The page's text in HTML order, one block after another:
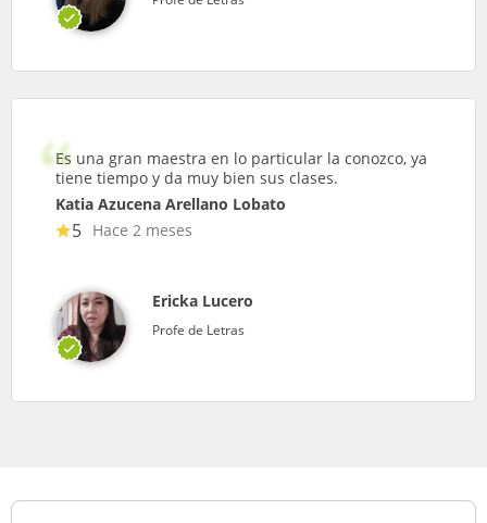
Es una gran maestra en lo particular la conozco, ya
tiene tiempo y da muy bien sus clases.
Katia Azucena Arellano Lobato
5 Hace 2 meses
Ericka Lucero
Profe de Letras